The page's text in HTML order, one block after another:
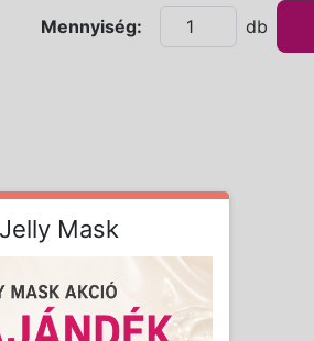
Mennyiség: db
Mask